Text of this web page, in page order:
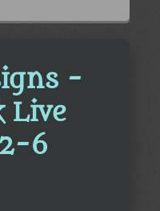
-
Live
6